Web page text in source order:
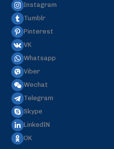
Instagram
Tumblr
Pinterest
VK
Whatsapp
Viber
Wechat
Telegram
Skype
LinkedIN
OK